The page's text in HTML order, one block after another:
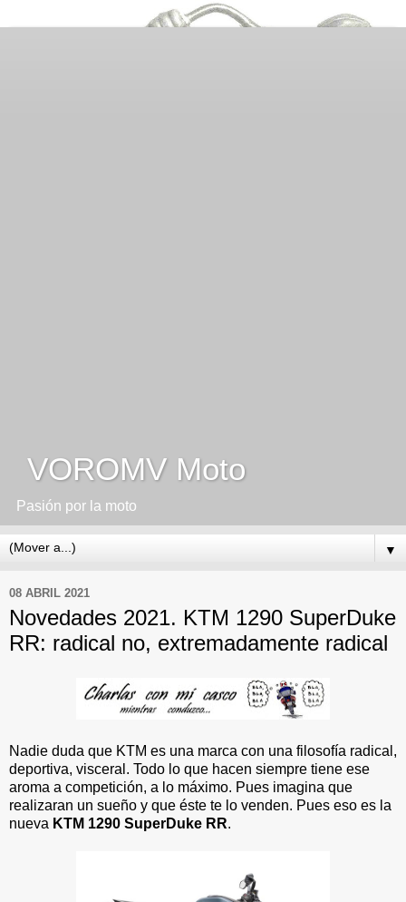
VOROMV Moto
Pasión por la moto
▼
08 ABRIL 2021
Novedades 2021. KTM 1290 SuperDuke
RR: radical no, extremadamente radical
Nadie duda que KTM es una marca con una filosofía radical,
deportiva, visceral. Todo lo que hacen siempre tiene ese
aroma a competición, a lo máximo. Pues imagina que
realizaran un sueño y que éste te lo venden. Pues eso es la
nueva KTM 1290 SuperDuke RR.